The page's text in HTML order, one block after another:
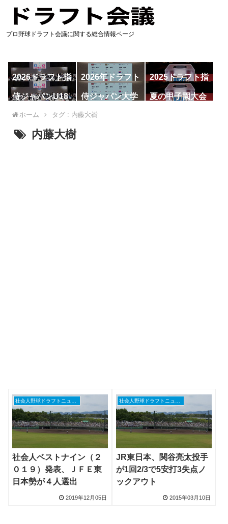
プロ野球ドラフト会議に関する総合情報ページ
2026ドラフト指
名予想
2026年ドラフト
候補
2025ドラフト指
名一覧
侍ジャパンU18
代表
侍ジャパン大学
代表
夏の甲子園大会
ホーム タグ : 内藤大樹
内藤大樹
社会人ベストナイン（２
０１９）発表、ＪＦＥ東
日本勢が４人選出
2019年12月05日
JR東日本、関谷亮太投手
が1回2/3で5安打3失点ノ
ックアウト
2015年03月10日